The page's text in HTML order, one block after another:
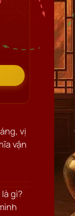
vị
vận
gì?